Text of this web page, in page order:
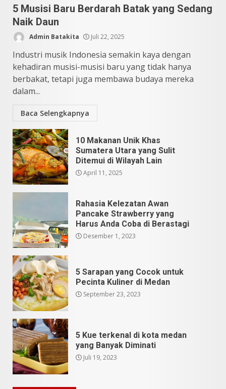
5 Musisi Baru Berdarah Batak yang Sedang
Naik Daun
Admin Batakita Juli 22, 2025
Industri musik Indonesia semakin kaya dengan
kehadiran musisi-musisi baru yang tidak hanya
berbakat, tetapi juga membawa budaya mereka
dalam...
Baca Selengkapnya
10 Makanan Unik Khas
Sumatera Utara yang Sulit
Ditemui di Wilayah Lain
April 11, 2025
Rahasia Kelezatan Awan
Pancake Strawberry yang
Harus Anda Coba di Berastagi
Desember 1, 2023
5 Sarapan yang Cocok untuk
Pecinta Kuliner di Medan
September 23, 2023
5 Kue terkenal di kota medan
yang Banyak Diminati
Juli 19, 2023